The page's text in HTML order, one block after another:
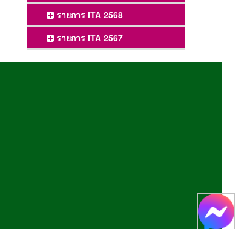
รายการ ITA 2568
รายการ ITA 2567